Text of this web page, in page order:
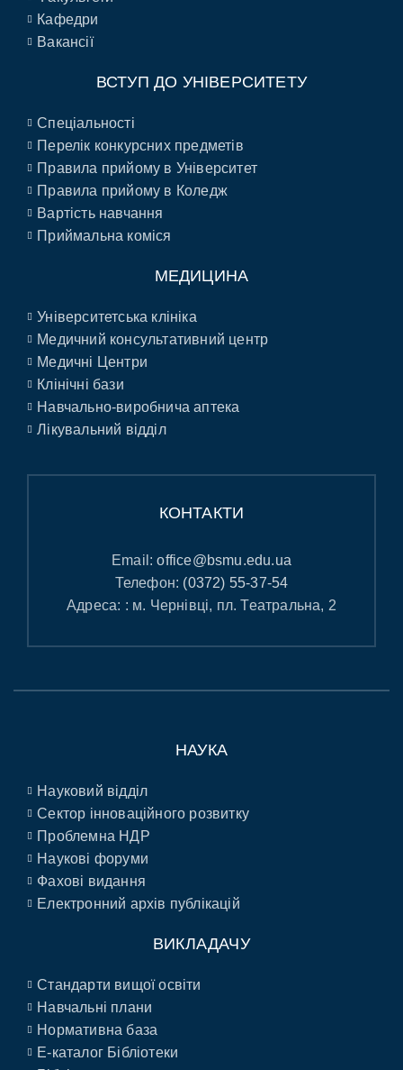
Кафедри
Вакансії
ВСТУП ДО УНІВЕРСИТЕТУ
Спеціальності
Перелік конкурсних предметів
Правила прийому в Університет
Правила прийому в Коледж
Вартість навчання
Приймальна коміся
МЕДИЦИНА
Університетська клініка
Медичний консультативний центр
Медичні Центри
Клінічні бази
Навчально-виробнича аптека
Лікувальний відділ
КОНТАКТИ
Email:office@bsmu.edu.ua
Телефон: (0372) 55-37-54
Адреса: : м. Чернівці, пл. Театральна, 2
НАУКА
Науковий відділ
Сектор інноваційного розвитку
Проблемна НДР
Наукові форуми
Фахові видання
Електронний архів публікацій
ВИКЛАДАЧУ
Стандарти вищої освіти
Навчальні плани
Нормативна база
E-каталог Бібліотеки